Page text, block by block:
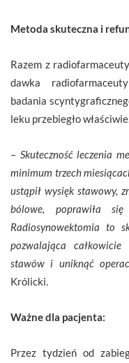
Metoda skuteczna i
Razem z
dawka
badania
leku przebiegło właściwie.
– Skuteczność leczenia
minimum trzech
ustąpił wysięk stawowy,
bólowe, poprawiła
Radiosynowektomia to
pozwalająca
stawów i uniknąć
Królicki.
Ważne dla pacjenta:
Przez tydzień od